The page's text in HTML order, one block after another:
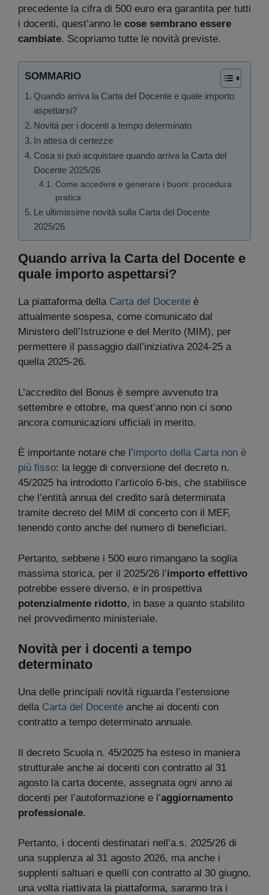
precedente la cifra di 500 euro era garantita per tutti
i docenti, quest’anno le cose sembrano essere
cambiate. Scopriamo tutte le novità previste.
SOMMARIO
Quando arriva la Carta del Docente e quale importo
aspettarsi?
Novità per i docenti a tempo determinato
In attesa di certezze
Cosa si può acquistare quando arriva la Carta del
Docente 2025/26
Come accedere e generare i buoni: procedura
pratica
Le ultimissime novità sulla Carta del Docente
2025/26
Quando arriva la Carta del Docente e
quale importo aspettarsi?
La piattaforma della Carta del Docente è
attualmente sospesa, come comunicato dal
Ministero dell’Istruzione e del Merito (MIM), per
permettere il passaggio dall’iniziativa 2024-25 a
quella 2025-26.
L’accredito del Bonus è sempre avvenuto tra
settembre e ottobre, ma quest’anno non ci sono
ancora comunicazioni ufficiali in merito.
È importante notare che l’importo della Carta non è
più fisso: la legge di conversione del decreto n.
45/2025 ha introdotto l’articolo 6-bis, che stabilisce
che l’entità annua del credito sarà determinata
tramite decreto del MIM di concerto con il MEF,
tenendo conto anche del numero di beneficiari.
Pertanto, sebbene i 500 euro rimangano la soglia
massima storica, per il 2025/26 l’importo effettivo
potrebbe essere diverso, e in prospettiva
potenzialmente ridotto, in base a quanto stabilito
nel provvedimento ministeriale.
Novità per i docenti a tempo
determinato
Una delle principali novità riguarda l’estensione
della Carta del Docente anche ai docenti con
contratto a tempo determinato annuale.
Il decreto Scuola n. 45/2025 ha esteso in maniera
strutturale anche ai docenti con contratto al 31
agosto la carta docente, assegnata ogni anno ai
docenti per l’autoformazione e l’aggiornamento
professionale.
Pertanto, i docenti destinatari nell’a.s. 2025/26 di
una supplenza al 31 agosto 2026, ma anche i
supplenti saltuari e quelli con contratto al 30 giugno,
una volta riattivata la piattaforma, saranno tra i